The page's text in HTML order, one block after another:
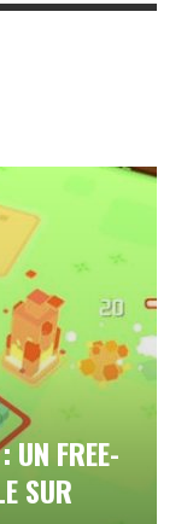
UN FREE-
SUR